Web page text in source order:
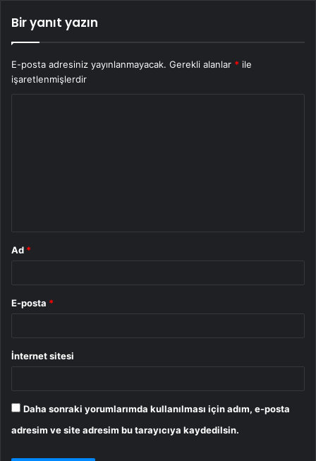
Bir yanıt yazın
E-posta adresiniz yayınlanmayacak. Gerekli alanlar * ile
işaretlenmişlerdir
Ad *
E-posta *
İnternet sitesi
Daha sonraki yorumlarımda kullanılması için adım, e-posta
adresim ve site adresim bu tarayıcıya kaydedilsin.